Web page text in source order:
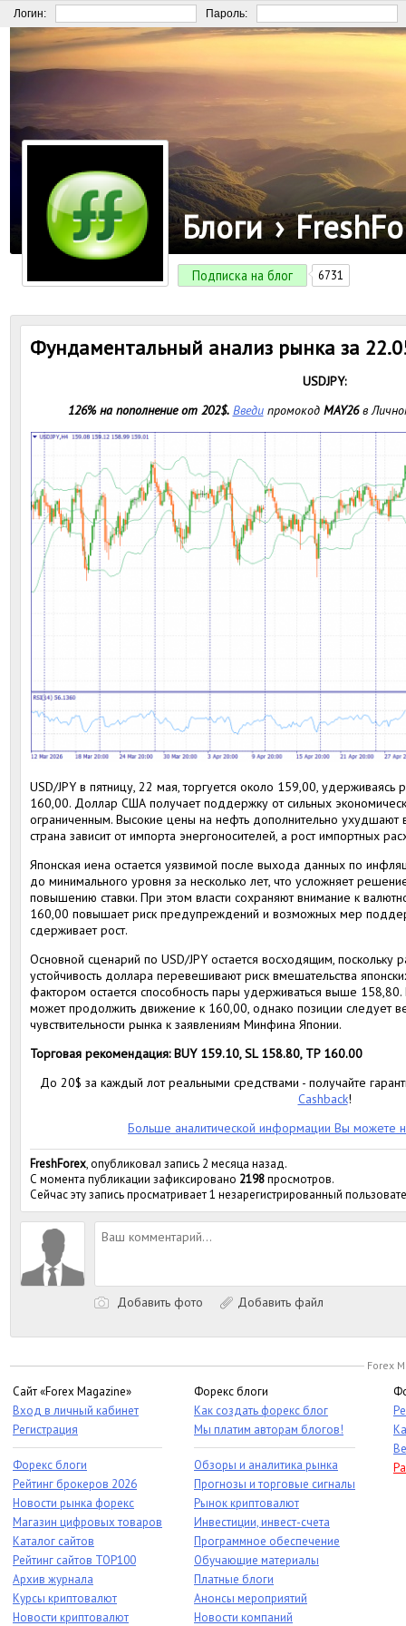
Логин: Пароль:
Блоги ›
Подписка на блог 6731
Фундаментальный анализ рынка за
USDJPY:
126% на пополнение от 202$. Введипромокод MAY26в
USD/JPY в пятницу, 22 мая, торгуется около 159,00,
160,00. Доллар США получает поддержку от сильных
ограниченным. Высокие цены на нефть дополнительно ухудшают
страна зависит от импорта энергоносителей, а рост импортных
Японская иена остается уязвимой после выхода данных по
до минимального уровня за несколько лет, что усложняет
повышению ставки. При этом власти сохраняют внимание к
160,00 повышает риск предупреждений и возможных мер
сдерживает рост.
Основной сценарий по USD/JPY остается восходящим, поскольку
устойчивость доллара перевешивают риск вмешательства
фактором остается способность пары удерживаться выше
может продолжить движение к 160,00, однако позиции следует
чувствительности рынка к заявлениям Минфина Японии.
Торговая рекомендация: BUY 159.10, SL 158.80, TP 160.00
До 20$ за каждый лот реальными средствами - получайте
Cashback!
Больше аналитической информации Вы можете
FreshForex, опубликовал запись 2 месяца назад.
С момента публикации зафиксировано 2198просмотров.
Сейчас эту запись просматривает 1 незарегистрированный
Добавить фото Добавить файл
Forex
Сайт «Forex Magazine»
Вход в личный кабинет
Регистрация
Форекс блоги
Рейтинг брокеров 2026
Новости рынка форекс
Магазин цифровых товаров
Каталог сайтов
Рейтинг сайтов TOP100
Архив журнала
Курсы криптовалют
Новости криптовалют
Форекс блоги
Как создать форекс блог
Мы платим авторам блогов!
Обзоры и аналитика рынка
Прогнозы и торговые сигналы
Рынок криптовалют
Инвестиции, инвест-счета
Программное обеспечение
Обучающие материалы
Платные блоги
Анонсы мероприятий
Новости компаний